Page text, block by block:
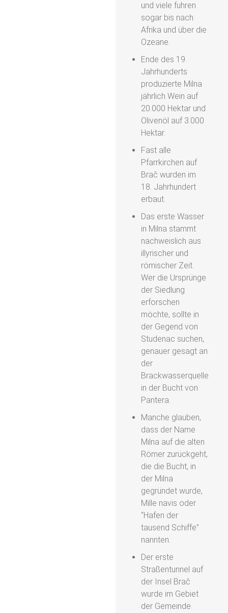
und viele fuhren
sogar bis nach
Afrika und über die
Ozeane.
Ende des 19.
Jahrhunderts
produzierte Milna
jährlich Wein auf
20.000 Hektar und
Olivenöl auf 3.000
Hektar.
Fast alle
Pfarrkirchen auf
Brač wurden im
18. Jahrhundert
erbaut.
Das erste Wasser
in Milna stammt
nachweislich aus
illyrischer und
römischer Zeit.
Wer die Ursprünge
der Siedlung
erforschen
möchte, sollte in
der Gegend von
Studenac suchen,
genauer gesagt an
der
Brackwasserquelle
in der Bucht von
Pantera.
Manche glauben,
dass der Name
Milna auf die alten
Römer zurückgeht,
die die Bucht, in
der Milna
gegründet wurde,
Mille navis oder
“Hafen der
tausend Schiffe”
nannten.
Der erste
Straßentunnel auf
der Insel Brač
wurde im Gebiet
der Gemeinde